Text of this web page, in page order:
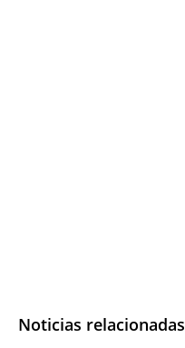
Noticias relacionadas